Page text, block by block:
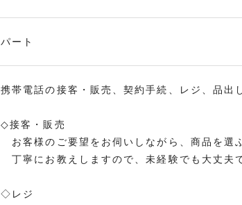
パート
携帯電話の接客・販売、契約手続、レジ、品出
◇接客・販売
お客様のご要望をお伺いしながら、商品を選
丁寧にお教えしますので、未経験でも大丈夫
◇レジ